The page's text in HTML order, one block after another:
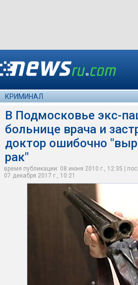
КРИМИНАЛ
В Подмосковье экс-
больнице врача и
доктор ошибочно
рак"
время публикации: 08 июня 2010 г., 12:35 |
07 декабря 2017 г., 10:21